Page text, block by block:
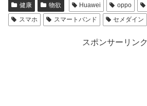
健康 物欲 Huawei oppo
スマホ
スマートバンド セメダイン
スポンサーリンク